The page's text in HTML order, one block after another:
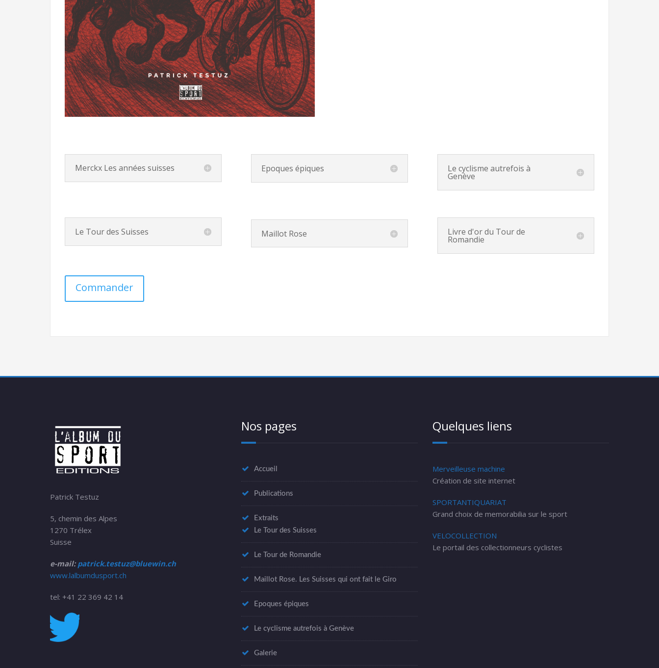
Merckx Les années suisses Epoques épiques Le cyclisme autrefois à
Genève
Le Tour des Suisses Maillot Rose Livre d'or du Tour de
Romandie
Commander
Patrick Testuz
5, chemin des Alpes
1270 Trélex
Suisse
e-mail: patrick.testuz@bluewin.ch
www.lalbumdusport.ch
tel: +41 22 369 42 14
Nos pages
Accueil
Publications
Extraits
Le Tour des Suisses
Le Tour de Romandie
Maillot Rose. Les Suisses qui ont fait le Giro
Epoques épiques
Le cyclisme autrefois à Genève
Galerie
Quelques liens
Merveilleuse machine
Création de site internet
SPORTANTIQUARIAT
Grand choix de memorabilia sur le sport
VELOCOLLECTION
Le portail des collectionneurs cyclistes